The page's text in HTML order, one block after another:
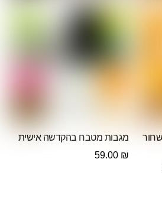
מגבות מטבח בהקדשה אישית
59.00 ₪